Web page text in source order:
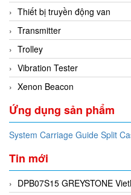
Thiết bị truyền động van
Transmitter
Trolley
Vibration Tester
Xenon Beacon
Ứng dụng sản phẩm
System Carriage Guide Split
Tin mới
DPB07S15 GREYSTONE